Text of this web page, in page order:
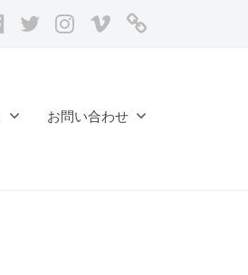
facebook
twitterInstagram
vimeoレ
お問い合わせ